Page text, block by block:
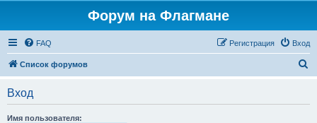
Форум на Флагмане
FAQ Вход
Регистрация
Список форумов
Вход
Имя пользователя: